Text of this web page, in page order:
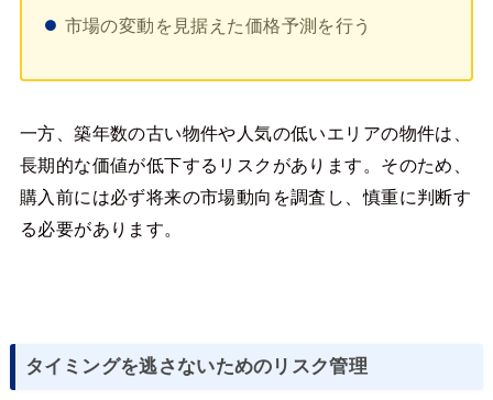
市場の変動を見据えた価格予測を行う
一方、築年数の古い物件や人気の低いエリアの物件は、
長期的な価値が低下するリスクがあります。そのため、
購入前には必ず将来の市場動向を調査し、慎重に判断す
る必要があります。
タイミングを逃さないためのリスク管理